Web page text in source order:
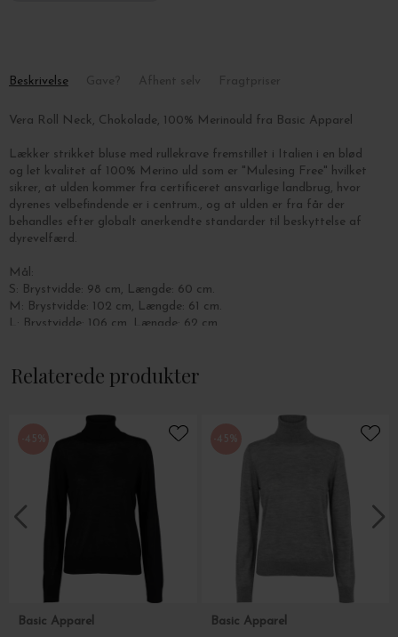
Beskrivelse
Vera Roll Neck, Chokolade, 100% Merinould fra Basic Apparel
Lækker strikket bluse med rullekrave fremstillet i Italien i en blød
og let kvalitet af 100% Merino uld som er "Mulesing Free" hvilket
sikrer, at ulden kommer fra certificeret ansvarlige landbrug, hvor
dyrenes velbefindende er i centrum., og at ulden er fra får der
behandles efter globalt anerkendte standarder til beskyttelse af
dyrevelfærd.
Mål:
S: Brystvidde: 98 cm, Længde: 60 cm.
M: Brystvidde: 102 cm, Længde: 61 cm.
L: Brystvidde: 106 cm, Længde: 62 cm.
Blusen håndvaskes, og tørres liggende.
Relaterede produkter
-45%
Basic Apparel
-45%
Basic Apparel